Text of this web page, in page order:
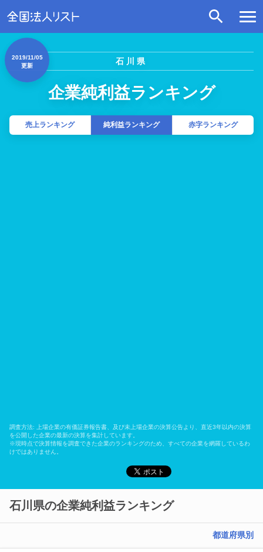
石川県
企業純利益ランキング
2019/11/05
更新
売上ランキング 純利益ランキング 赤字ランキング
調査方法: 上場企業の有価証券報告書、及び未上場企業の決算公告より、直近3年以内の決算
を公開した企業の最新の決算を集計しています。
※現時点で決算情報を調査できた企業のランキングのため、すべての企業を網羅しているわ
けではありません。
石川県の企業純利益ランキング
都道府県別